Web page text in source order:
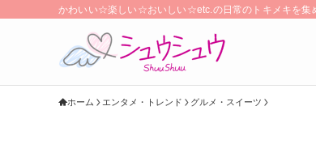
かわいい☆楽しい☆おいしい☆etc.の日常のトキメキを集
ホーム エンタメ・トレンド グルメ・スイーツ